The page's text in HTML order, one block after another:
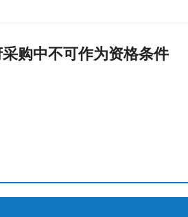
购中不可作为资格条件